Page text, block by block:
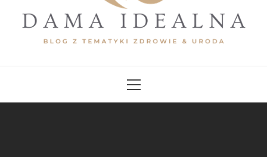
Menu